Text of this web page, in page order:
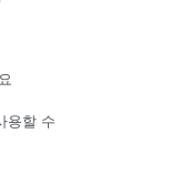
용할 수